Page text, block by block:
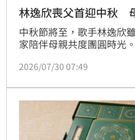
林逸欣喪父首迎中秋
中秋節將至，歌手林逸欣
家陪伴母親共度團圓時光
最後一句「永遠記得最愛
2026/07/30 07:49